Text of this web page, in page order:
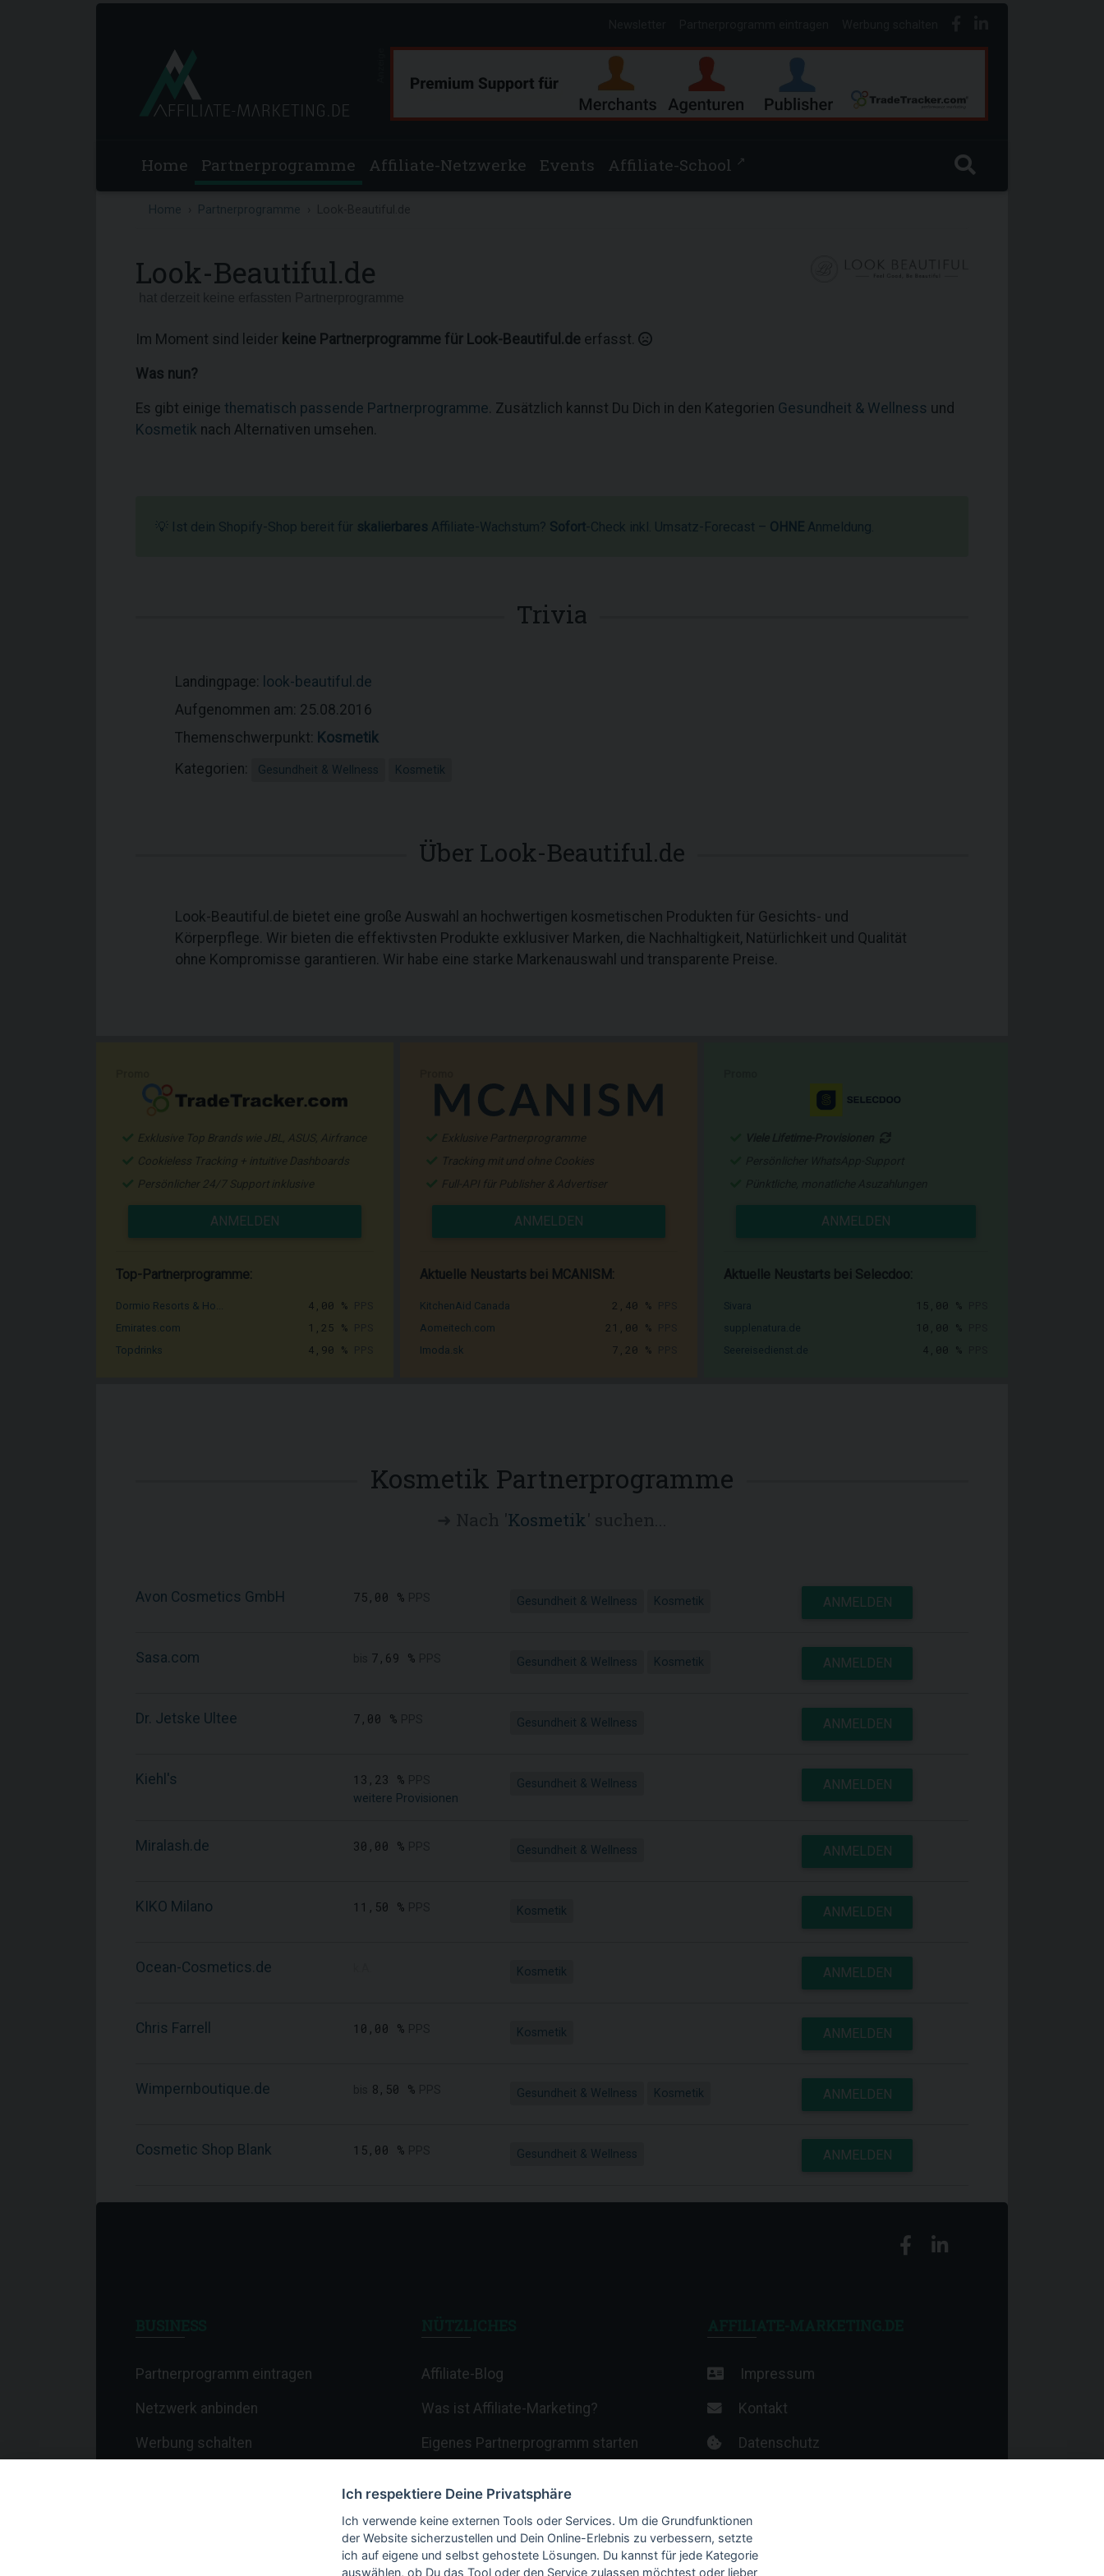
Home Partnerprogramme Affiliate-Netzwerke Events Affiliate-School ↗
Home Partnerprogramme
Look-Beautiful.de
Im Moment sind leider keine Partnerprogramme für Look-Beautiful.de erfasst.
Was nun?
Es gibt einige thematisch passende Partnerprogramme. Zusätzlich kannst Du Dich in den Kategorien Gesundheit & Wellness und
Kosmetik nach Alternativen umsehen.
💡 Ist dein Shopify-Shop bereit für skalierbares Affiliate-Wachstum? Sofort-Check inkl. Umsatz-Forecast – OHNE Anmeldung.
Trivia
Landingpage: look-beautiful.de
Aufgenommen am: 25.08.2016
Themenschwerpunkt: Kosmetik
Kategorien:
Gesundheit & Wellness Kosmetik
Über Look-Beautiful.de
Look-Beautiful.de bietet eine große Auswahl an hochwertigen kosmetischen Produkten für Gesichts- und
Körperpflege. Wir bieten die effektivsten Produkte exklusiver Marken, die Nachhaltigkeit, Natürlichkeit und Qualität
ohne Kompromisse garantieren. Wir habe eine starke Markenauswahl und transparente Preise.
Exklusive Top Brands wie JBL, ASUS, Airfrance
Cookieless Tracking + intuitive Dashboards
Persönlicher 24/7 Support inklusive
ANMELDEN
Top-Partnerprogramme:
Dormio Resorts & Ho... 4,00 %
Emirates.com 1,25 %
Topdrinks 4,90 %
Exklusive Partnerprogramme
Tracking mit und ohne Cookies
Full-API für Publisher & Advertiser
ANMELDEN
Aktuelle Neustarts bei MCANISM:
KitchenAid Canada 2,40 %
Aomeitech.com 21,00 %
Imoda.sk 7,20 %
ANMELDEN
Aktuelle Neustarts bei Selecdoo:
15,00 %
10,00 %
4,00 %
Kosmetik Partnerprogramme
Kosmetik
Avon Cosmetics GmbH 75,00 % Gesundheit & Wellness Kosmetik ANMELDEN
Sasa.com 7,69 % Gesundheit & Wellness Kosmetik ANMELDEN
Dr. Jetske Ultee 7,00 % Gesundheit & Wellness ANMELDEN
Kiehl's 13,23 %
weitere Provisionen
Gesundheit & Wellness ANMELDEN
Miralash.de 30,00 % Gesundheit & Wellness ANMELDEN
KIKO Milano 11,50 % Kosmetik ANMELDEN
Ocean-Cosmetics.de Kosmetik ANMELDEN
Chris Farrell 10,00 % Kosmetik ANMELDEN
Wimpernboutique.de 8,50 % Gesundheit & Wellness Kosmetik ANMELDEN
Cosmetic Shop Blank 15,00 % Gesundheit & Wellness ANMELDEN
Partnerprogramm eintragen
Netzwerk anbinden
Werbung schalten
Affiliate-Blog
Was ist Affiliate-Marketing?
Eigenes Partnerprogramm starten
Termine & Veranstaltungen
Webhosting-Anbieter
Impressum
Kontakt
Datenschutz
Ich respektiere Deine Privatsphäre
Ich verwende keine externen Tools oder Services. Um die Grundfunktionen
der Website sicherzustellen und Dein Online-Erlebnis zu verbessern, setzte
ich auf eigene und selbst gehostete Lösungen. Du kannst für jede Kategorie
auswählen, ob Du das Tool oder den Service zulassen möchtest oder lieber